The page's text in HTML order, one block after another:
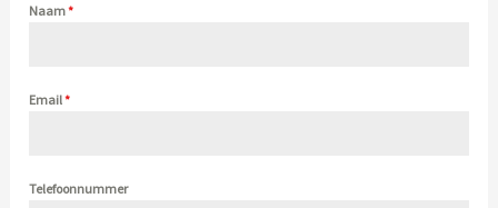
Naam*
Email*
Telefoonnummer